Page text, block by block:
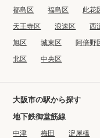
都島区 福島区 此花
天王寺区
浪速区 西
旭区
城東区 阿倍野
北区
中央区
大阪市の駅から探す
地下鉄御堂筋線
中津 梅田 淀屋橋